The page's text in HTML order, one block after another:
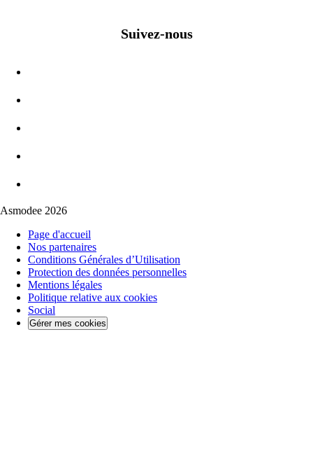
Suivez-nous
Asmodee 2026
Page d'accueil
Nos partenaires
Conditions Générales d’Utilisation
Protection des données personnelles
Mentions légales
Politique relative aux cookies
Social
Gérer mes cookies